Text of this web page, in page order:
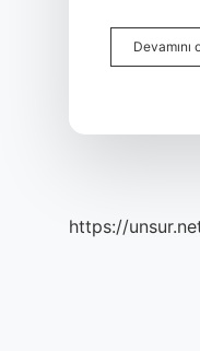
Devamını
https://